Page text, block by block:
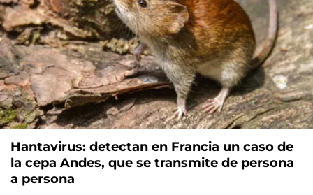
Hantavirus: detectan en Francia un caso de
la cepa Andes, que se transmite de persona
a persona